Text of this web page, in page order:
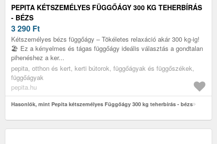
PEPITA KÉTSZEMÉLYES FÜGGŐÁGY 300 KG TEHERBÍRÁS
- BÉZS
3 290 Ft
Kétszemélyes bézs függőágy – Tökéletes relaxáció akár 300 kg-ig!
🏖️ Ez a kényelmes és tágas függőágy ideális választás a gondtalan
pihenéshez a ker...
pepita, otthon és kert, kerti bútorok, függőágyak és függőszékek,
függőágyak
pepita.hu
Hasonlók, mint Pepita kétszemélyes Függőágy 300 kg teherbírás - bézs